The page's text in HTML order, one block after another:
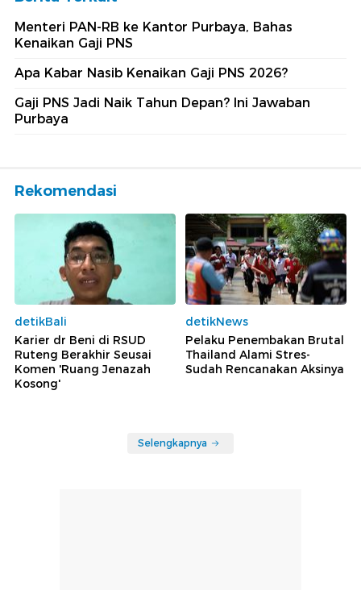
Menteri PAN-RB ke Kantor Purbaya, Bahas
Kenaikan Gaji PNS
Apa Kabar Nasib Kenaikan Gaji PNS 2026?
Gaji PNS Jadi Naik Tahun Depan? Ini Jawaban
Purbaya
Rekomendasi
detikBali
Karier dr Beni di RSUD
Ruteng Berakhir Seusai
Komen 'Ruang Jenazah
Kosong'
detikNews
Pelaku Penembakan Brutal
Thailand Alami Stres-
Sudah Rencanakan Aksinya
Selengkapnya